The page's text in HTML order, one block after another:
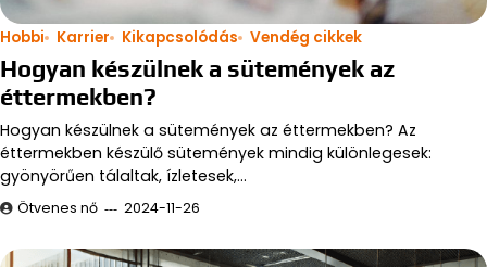
Hobbi Karrier Kikapcsolódás Vendég cikkek
Hogyan készülnek a sütemények az
éttermekben?
Hogyan készülnek a sütemények az éttermekben? Az
éttermekben készülő sütemények mindig különlegesek:
gyönyörűen tálaltak, ízletesek,…
Ötvenes nő 2024-11-26